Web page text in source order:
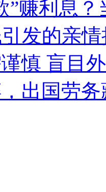
”赚利息
发的亲
慎 盲目
出国劳